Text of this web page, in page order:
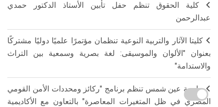
كلية الحقوق تنظم حفل تأبين الأستاذ الدكتور حمدي
عبدالرحمن
كليتا الآثار والتربية النوعية تنظمان مؤتمرًا علميًا دوليًا مشتركًا
بعنوان "الألوان والموسيقى: لغة بصرية وسمعية بين التراث
والاستدامة"
جامعة عين شمس تنظم برنامج "ركائز ومحددات الأمن القومي
المصري في ظل المتغيرات المعاصرة" بالتعاون مع الأكاديمية